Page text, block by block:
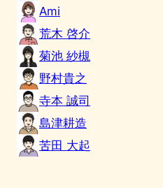
Ami
荒木 啓介
菊池 紗槻
野村貴之
寺本 誠司
島津耕造
苦田 大起